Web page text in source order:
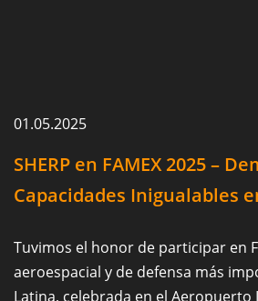
01.05.2025
SHERP en FAMEX 2025 –
Capacidades Inigualables
Tuvimos el honor de participar en
aeroespacial y de defensa más
Latina, celebrada en el Aeropuerto